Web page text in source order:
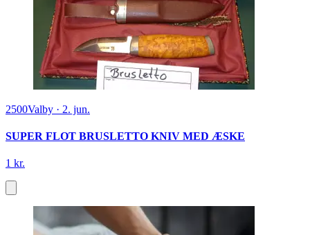
2500Valby · 2. jun.
SUPER FLOT BRUSLETTO KNIV MED ÆSKE
1 kr.